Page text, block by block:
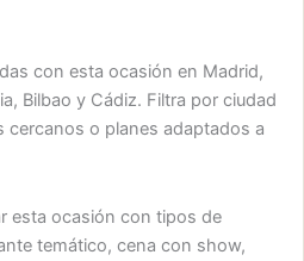
con esta ocasión en Madrid,
Bilbao y Cádiz. Filtra por ciudad
cercanos o planes adaptados a
esta ocasión con tipos de
temático, cena con show,